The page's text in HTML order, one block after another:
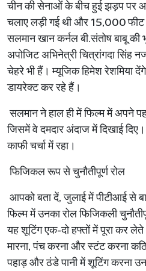
चीन की सेनाओं के बीच हुई झड़प पर
चलाए लड़ी गई थी और 15,000 फीट
सलमान खान कर्नल बी.संतोष बाबू की
अपोजिट अभिनेत्री चित्रांगदा सिंह
चेहरे भी हैं। म्यूजिक हिमेश रेशमिया
डायरेक्ट कर रहे हैं।
सलमान ने हाल ही में फिल्म में अपने
जिसमें वे दमदार अंदाज में दिखाई
काफी चर्चा में रहा।
फिजिकल रूप से चुनौतीपूर्ण रोल
आपको बता दें, जुलाई में पीटीआई से
फिल्म में उनका रोल फिजिकली
यह शूटिंग एक-दो हफ्तों में पूरा कर
मारना, पंच करना और स्टंट करना
पहाड़ और ठंडे पानी में शूटिंग करना